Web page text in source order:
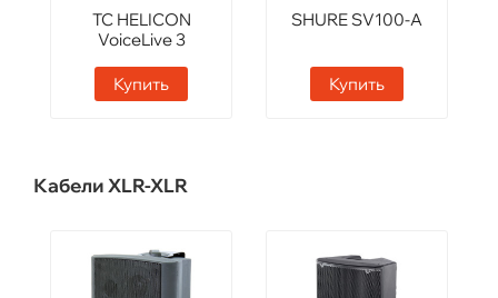
TC HELICON
VoiceLive 3
Купить
SHURE SV100-A
Купить
Кабели XLR-XLR